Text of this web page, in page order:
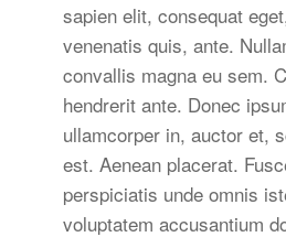
sapien elit, consequat
venenatis quis, ante.
convallis magna eu sem.
hendrerit ante. Donec
ullamcorper in, auctor et,
est. Aenean placerat.
perspiciatis unde omnis
voluptatem accusantium